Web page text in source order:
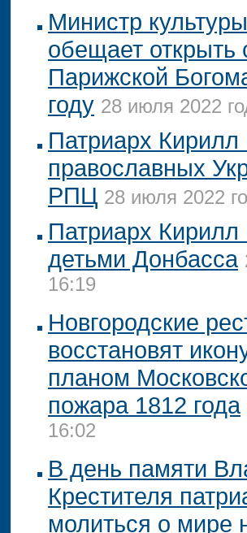
Министр
обещает открыть
Парижской
году 28 июля 2022
Патриарх Кирилл
православных
РПЦ 28 июля 2022
Патриарх Кирилл
детьми Донбасса
16:19
Новгородские
восстановят
планом
пожара 1812 года
16:02
В день памяти
Крестителя
молиться о мире